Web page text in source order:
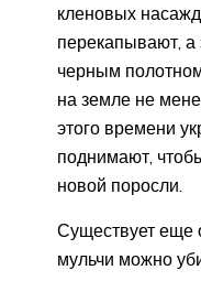
кленовых
перекапывают,
черным
на земле не
этого времени
поднимают,
новой поросли.
Существует еще
мульчи можно